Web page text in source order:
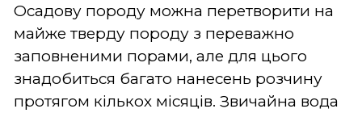
Осадову породу можна перетворити на
майже тверду породу з переважно
заповненими порами, але для цього
знадобиться багато нанесень розчину
протягом кількох місяців. Звичайна вода